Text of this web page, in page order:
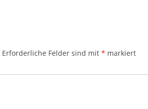
Erforderliche Felder sind mit * markiert